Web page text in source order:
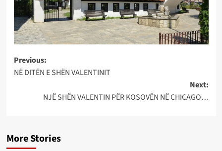
Post
navigation
Previous:
NË DITËN E SHËN VALENTINIT
Next:
NJË SHËN VALENTIN PËR KOSOVËN NË CHICAGO…
More Stories